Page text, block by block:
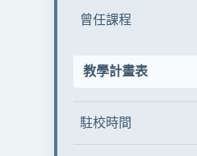
曾任課程
教學計畫表
駐校時間